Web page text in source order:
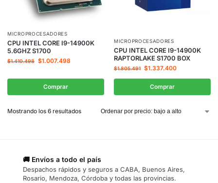
MICROPROCESADORES
CPU INTEL CORE I9-14900K
5.6GHZ S1700
$1.410.498 $1.007.498
Comprar
MICROPROCESADORES
CPU INTEL CORE I9-14900K
RAPTORLAKE S1700 BOX
$1.805.491 $1.337.400
Comprar
Mostrando los 6 resultados
🚚 Envíos a todo el país
Despachos rápidos y seguros a CABA, Buenos Aires,
Rosario, Mendoza, Córdoba y todas las provincias.